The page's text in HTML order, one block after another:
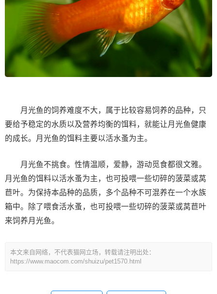
月光鱼的饲养难度不大，属于比较容易饲养的品种，只
要给予稳定的水质以及营养均衡的饵料，就能让月光鱼健康
的成长。月光鱼的饵料主要以活水蚤为主。
月光鱼不挑食。性情温顺，爱静，游动觅食都很文雅。
月光鱼的饵料以活水蚤为主，也可投喂一些切碎的菠菜或莴
苣叶。为保持本品种的品质，多个品种不可混养在一个水族
箱中。除了喂食活水蚤，也可投喂一些切碎的菠菜或莴苣叶
来饲养月光鱼。
本文来自网络，不代表猫网立场，转载请注明出处：
https://www.maocom.com/shuizu/pet1570.html